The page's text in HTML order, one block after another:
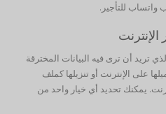
واتساب للتأجير.
تريد أن ترى فيه البيانات المخترقة
على الإنترنت أو تنزيلها كملف
يمكنك تحديد أي خيار واحد من